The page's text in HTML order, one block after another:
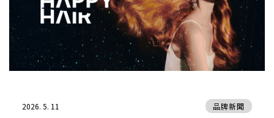
2026. 5. 11 品牌新聞